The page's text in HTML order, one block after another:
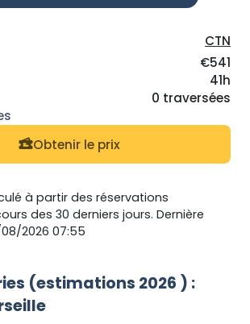
CTN
€541
41h
0 traversées
Obtenir le prix
à partir des réservations
des 30 derniers jours. Dernière
2026 07:55
(estimations 2026 ) :